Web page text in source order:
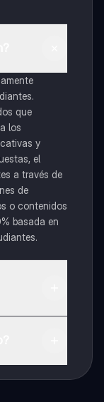
que
los
y
el
a través de
de
o contenidos
basada en